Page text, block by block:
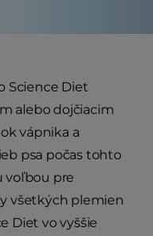
Science Diet
alebo dojčiacim
vápnika a
psa počas tohto
voľbou pre
všetkých plemien
Diet vo vyššie